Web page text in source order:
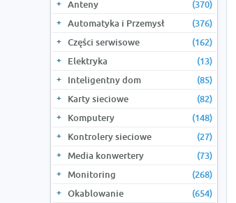
Anteny
(370)
Automatyka i Przemysł
(376)
Części serwisowe
(162)
Elektryka
(13)
Inteligentny dom
(85)
Karty sieciowe
(82)
Komputery
(148)
Kontrolery sieciowe
(27)
Media konwertery
(73)
Monitoring
(268)
Okablowanie
(654)